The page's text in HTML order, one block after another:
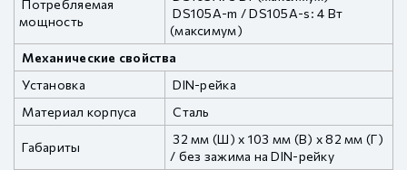
Потребляемая
мощность
DS105A-m / DS105A-s: 4 Вт
(максимум)
Механические свойства
Установка
DIN-рейка
Материал корпуса
Сталь
Габариты
32 мм (Ш) x 103 мм (В) x 82 мм (Г)
/ без зажима на DIN-рейку